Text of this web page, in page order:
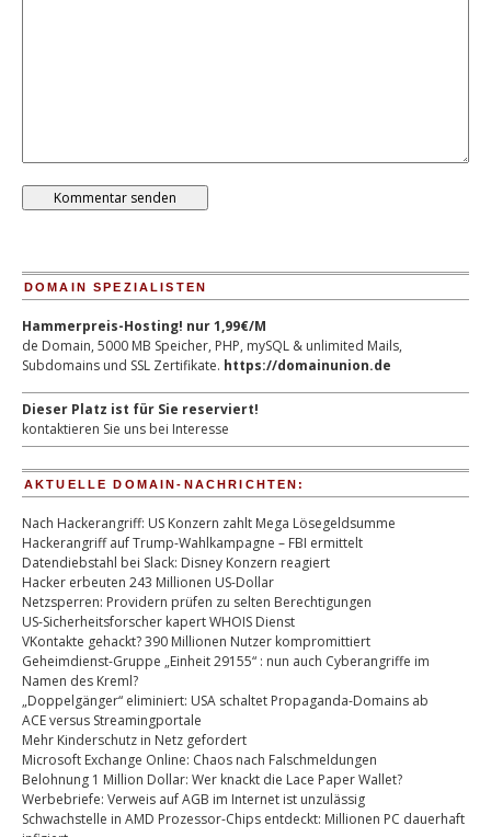
DOMAIN SPEZIALISTEN
Hammerpreis-Hosting! nur 1,99€/M
de Domain, 5000 MB Speicher, PHP, mySQL & unlimited Mails,
Subdomains und SSL Zertifikate. https://domainunion.de
Dieser Platz ist für Sie reserviert!
kontaktieren Sie uns bei Interesse
AKTUELLE DOMAIN-NACHRICHTEN:
Nach Hackerangriff: US Konzern zahlt Mega Lösegeldsumme
Hackerangriff auf Trump-Wahlkampagne – FBI ermittelt
Datendiebstahl bei Slack: Disney Konzern reagiert
Hacker erbeuten 243 Millionen US-Dollar
Netzsperren: Providern prüfen zu selten Berechtigungen
US-Sicherheitsforscher kapert WHOIS Dienst
VKontakte gehackt? 390 Millionen Nutzer kompromittiert
Geheimdienst-Gruppe „Einheit 29155“ : nun auch Cyberangriffe im
Namen des Kreml?
„Doppelgänger“ eliminiert: USA schaltet Propaganda-Domains ab
ACE versus Streamingportale
Mehr Kinderschutz in Netz gefordert
Microsoft Exchange Online: Chaos nach Falschmeldungen
Belohnung 1 Million Dollar: Wer knackt die Lace Paper Wallet?
Werbebriefe: Verweis auf AGB im Internet ist unzulässig
Schwachstelle in AMD Prozessor-Chips entdeckt: Millionen PC dauerhaft